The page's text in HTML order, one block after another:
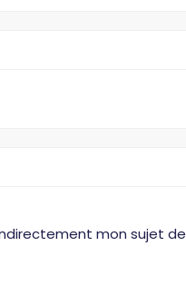
mon sujet de